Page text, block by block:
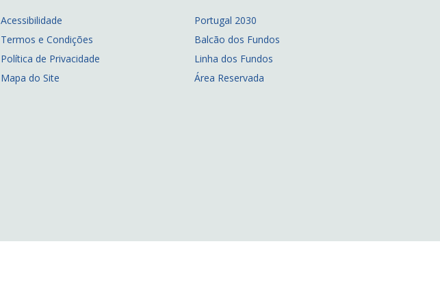
Acessibilidade
Termos e Condições
Política de Privacidade
Mapa do Site
Portugal 2030
Balcão dos Fundos
Linha dos Fundos
Área Reservada